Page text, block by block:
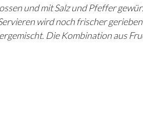
und mit Salz und Pfeffer
wird noch frischer
Die Kombination aus